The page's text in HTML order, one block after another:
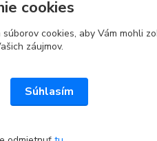
cookies
súborov cookies, aby Vám mohli
záujmov.
Súhlasím